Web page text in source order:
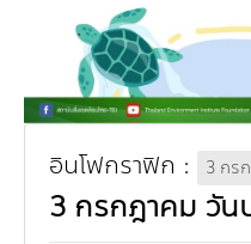
อินโฟกราฟิก : 3 กร
3 กรกฎาคม วั